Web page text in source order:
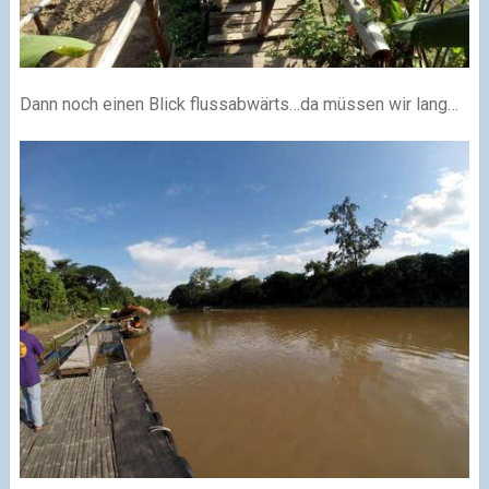
Dann noch einen Blick flussabwärts…da müssen wir lang…